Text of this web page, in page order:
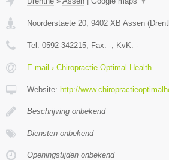
Noorderstaete 20 9402 XB Assen (
Tel: 0592-342215 , Fax: - , KvK: -
E-mail › Chiropractie Optimal Health
Website: http://
Beschrijving onbekend
Diensten onbekend
Openingstijden onbekend